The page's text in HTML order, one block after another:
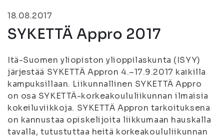
18.08.2017
SYKETTÄ Appro 2017
Itä-Suomen yliopiston ylioppilaskunta (ISYY)
järjestää SYKETTÄ Appron 4.–17.9.2017 kaikilla
kampuksillaan. Liikunnallinen SYKETTÄ Appro
on osa SYKETTÄ-korkeakoululiikunnan ilmaisia
kokeiluviikkoja. SYKETTÄ Appron tarkoituksena
on kannustaa opiskelijoita liikkumaan hauskalla
tavalla, tutustuttaa heitä korkeakoululiikunnan